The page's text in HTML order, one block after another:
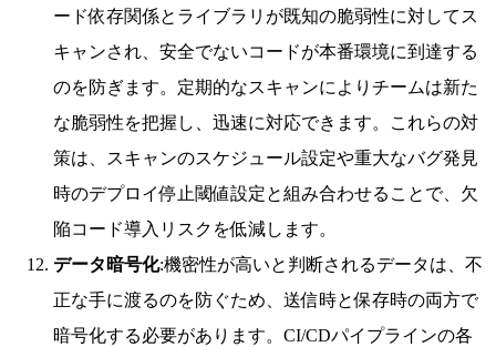
ード依存関係とライブラリが既知の脆弱性に対してス
キャンされ、安全でないコードが本番環境に到達する
のを防ぎます。定期的なスキャンによりチームは新た
な脆弱性を把握し、迅速に対応できます。これらの対
策は、スキャンのスケジュール設定や重大なバグ発見
時のデプロイ停止閾値設定と組み合わせることで、欠
陥コード導入リスクを低減します。
データ暗号化:機密性が高いと判断されるデータは、不
正な手に渡るのを防ぐため、送信時と保存時の両方で
暗号化する必要があります。CI/CDパイプラインの各